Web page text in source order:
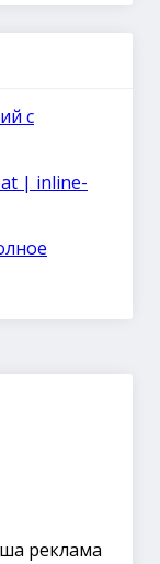
с
| inline-
реклама